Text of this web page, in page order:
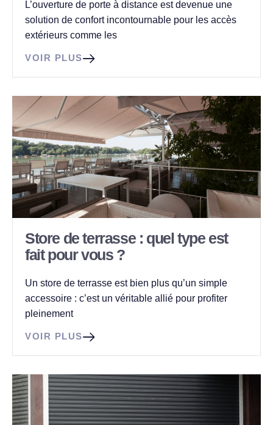
L’ouverture de porte à distance est devenue une
solution de confort incontournable pour les accès
extérieurs comme les
VOIR PLUS
Store de terrasse : quel type est
fait pour vous ?
Un store de terrasse est bien plus qu’un simple
accessoire : c’est un véritable allié pour profiter
pleinement
VOIR PLUS